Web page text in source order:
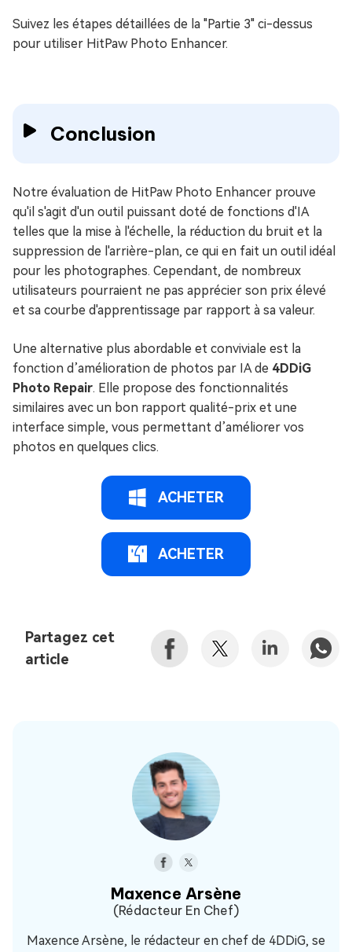
Suivez les étapes détaillées de la "Partie 3" ci-dessus
pour utiliser HitPaw Photo Enhancer.
Conclusion
Notre évaluation de HitPaw Photo Enhancer prouve
qu'il s'agit d'un outil puissant doté de fonctions d'IA
telles que la mise à l'échelle, la réduction du bruit et la
suppression de l'arrière-plan, ce qui en fait un outil idéal
pour les photographes. Cependant, de nombreux
utilisateurs pourraient ne pas apprécier son prix élevé
et sa courbe d'apprentissage par rapport à sa valeur.
Une alternative plus abordable et conviviale est la
fonction d’amélioration de photos par IA de 4DDiG
Photo Repair. Elle propose des fonctionnalités
similaires avec un bon rapport qualité-prix et une
interface simple, vous permettant d’améliorer vos
photos en quelques clics.
ACHETER
ACHETER
Partagez cet
article
Maxence Arsène
(Rédacteur En Chef)
Maxence Arsène, le rédacteur en chef de 4DDiG, se